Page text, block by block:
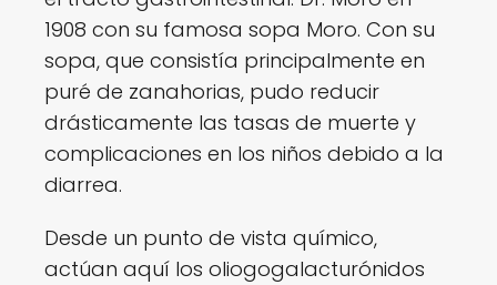
1908 con su famosa sopa Moro. Con su
sopa, que consistía principalmente en
puré de zanahorias, pudo reducir
drásticamente las tasas de muerte y
complicaciones en los niños debido a la
diarrea.
Desde un punto de vista químico,
actúan aquí los oliogogalacturónidos